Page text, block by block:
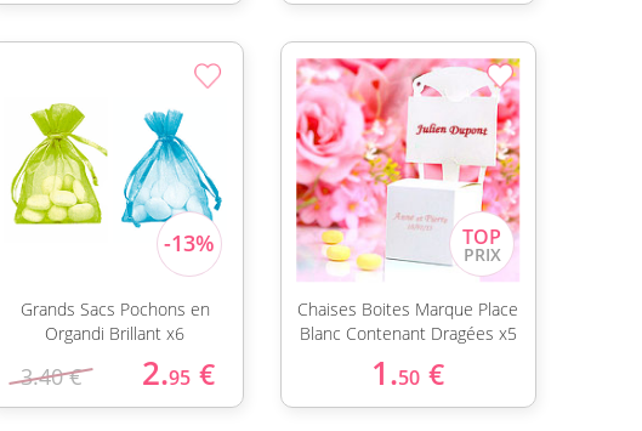
Grands Sacs Pochons en
Organdi Brillant x6
3.40 € 2.95 €
Chaises Boites Marque Place
Blanc Contenant Dragées x5
1.50 €